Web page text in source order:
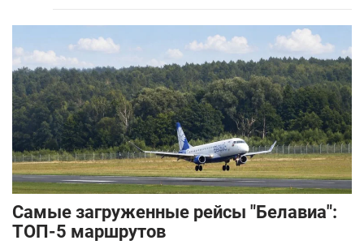
Самые загруженные рейсы "Белавиа":
ТОП-5 маршрутов